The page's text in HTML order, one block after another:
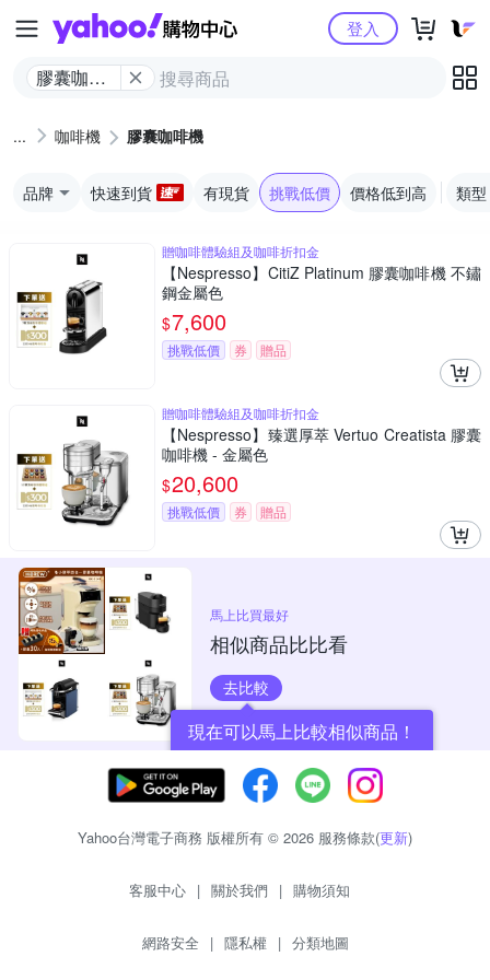
Yahoo購物中心
膠囊咖啡
登入
咖啡機 膠囊咖啡機
品牌 快速到貨 有現貨 挑戰低價 價格低到高 類型
贈咖啡體驗組及咖啡折扣金
【Nespresso】CitiZ Platinum 膠囊咖啡機 不鏽
鋼金屬色
$7,600
挑戰低價 券 贈品
贈咖啡體驗組及咖啡折扣金
【Nespresso】臻選厚萃 Vertuo Creatista 膠囊
咖啡機 - 金屬色
$20,600
挑戰低價 券 贈品
馬上比買最好
相似商品比比看
去比較
現在可以馬上比較相似商品！
Yahoo台灣電子商務 版權所有 © 2026 服務條款(更新)
客服中心 | 關於我們 | 購物須知
網路安全 | 隱私權 | 分類地圖